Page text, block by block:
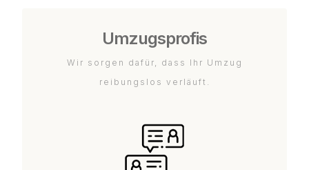
Umzugsprofis
Wir sorgen dafür, dass Ihr Umzug
reibungslos verläuft.